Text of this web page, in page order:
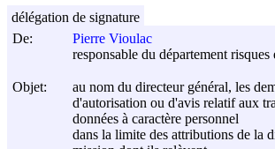
De:
Pierre Vioulac
responsable du département
Objet:
au nom du directeur général, les
d'autorisation ou d'avis relatif aux
données à caractère personnel
dans la limite des attributions de la
délégation de signature